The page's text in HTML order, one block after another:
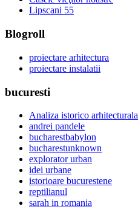
Lipscani 55
Blogroll
proiectare arhitectura
proiectare instalatii
bucuresti
Analiza istorico arhitecturala
andrei pandele
bucharestbabylon
bucharestunknown
explorator urban
idei urbane
istorioare bucurestene
reptilianul
sarah in romania